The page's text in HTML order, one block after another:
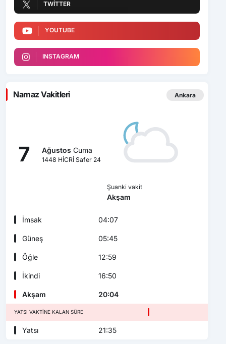
TWITTER
YOUTUBE
INSTAGRAM
Namaz Vakitleri Ankara
7 Ağustos Cuma
1448 HİCRİ Safer 24
Şuanki vakit
Akşam
İmsak 04:07
Güneş 05:45
Öğle 12:59
İkindi 16:50
Akşam 20:04
YATSI VAKTINE KALAN SÜRE
Yatsı 21:35